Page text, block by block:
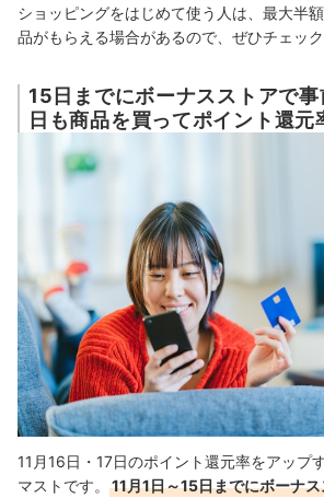
ショッピングをはじめて使う人は、最大半
品がもらえる場合があるので、ぜひチェック
15日までにボーナスストアで
日も商品を買ってポイント還元
11月16日・17日のポイント還元率をアップ
マストです。
11月1日～15日までにボーナ